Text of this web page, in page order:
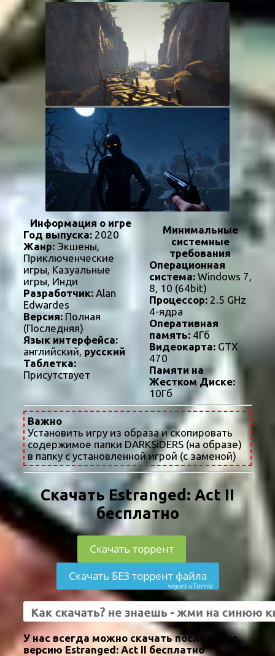
Информация о игре
Год выпуска: 2020
Жанр: Экшены,
Приключенческие
игры, Казуальные
игры, Инди
Разработчик: Alan
Edwardes
Версия: Полная
(Последняя)
Язык интерфейса:
английский, русский
Таблетка:
Присутствует
Минимальные
системные
требования
Операционная
система:Windows 7,
8, 10 (64bit)
Процессор:2.5 GHz
4-ядра
Оперативная
память:4Гб
Видеокарта:GTX
470
Памяти на
Жестком Диске:
10Гб
Важно
Установить игру из образа и скопировать
содержимое папки DARKSiDERS (на образе)
в папку с установленной игрой (с заменой)
Скачать Estranged: Act II
бесплатно
Скачать торрент
Скачать БЕЗ торрент файла
через uTorria
У нас всегда можно скачать последнюю
версию Estranged: Act II бесплатно